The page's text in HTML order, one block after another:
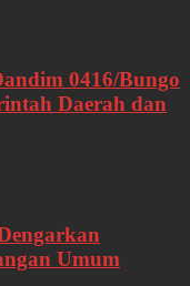
0416/Bungo
Daerah dan
Umum